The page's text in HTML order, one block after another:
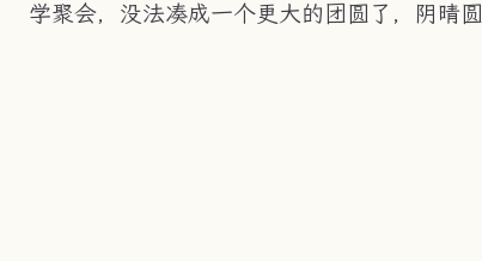
学聚会，没法凑成一个更大的团圆了，阴晴